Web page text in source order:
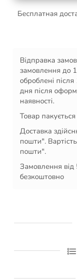
Бесплатная
Відправка
замовлення до
оброблені
дня після
наявності.
Товар
Доставка
пошти".
пошти".
Замовлення від
безкоштовно